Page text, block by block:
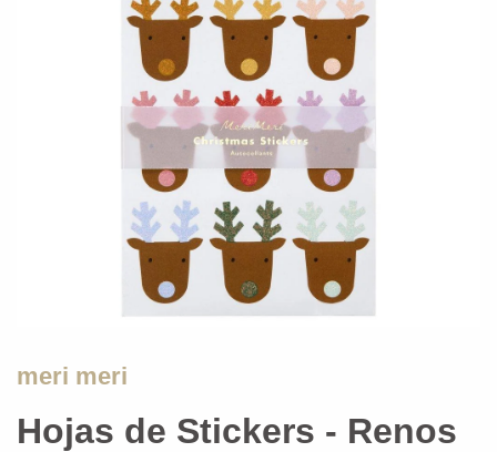
meri meri
Hojas de Stickers - Renos